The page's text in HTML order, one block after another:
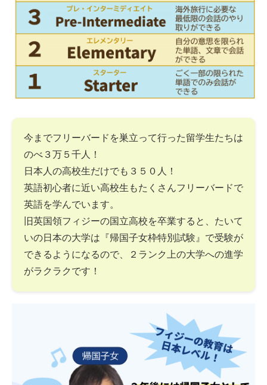
今までフリーバードを巣立って行った留学生たちは
のべ３万５千人！
日本人の高校生だけでも３５０人！
英語初心者に近い高校生もたくさんフリーバードで
英語を学んでいます。
旧英国領フィジーの国立高校を卒業すると、たいて
いの日本の大学は『帰国子女枠特別試験』で受験が
できるようになるので、２ランク上の大学への進学
がラクラクです！